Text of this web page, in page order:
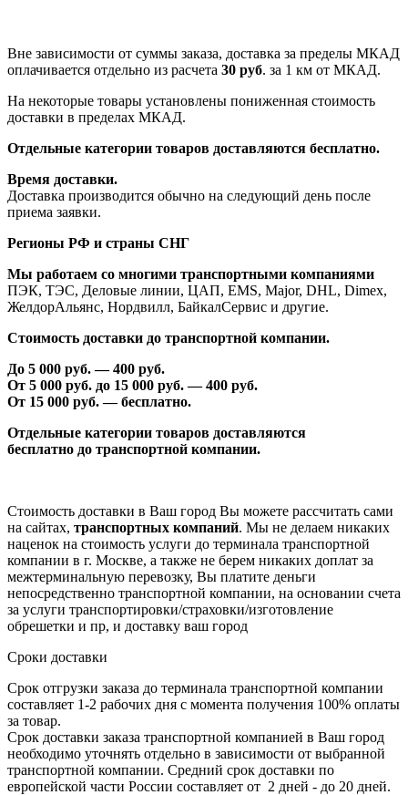
Вне зависимости от суммы заказа, доставка за пределы МКАД
оплачивается отдельно из расчета 30 руб. за 1 км от МКАД.
На некоторые товары установлены пониженная стоимость
доставки в пределах МКАД.
Отдельные категории товаров доставляются бесплатно.
Время доставки.
Доставка производится обычно на следующий день после
приема заявки.
Регионы РФ и страны СНГ
Мы работаем со многими транспортными компаниями
ПЭК, ТЭС, Деловые линии, ЦАП, EMS, Major, DHL, Dimex,
ЖелдорАльянс, Нордвилл, БайкалСервис и другие.
Стоимость доставки до транспортной компании.
До 5 000 руб. —400 руб.
От 5 000 руб. до 15 000 руб. —400 руб.
От 15 000 руб. — бесплатно.
Отдельные категории товаров доставляются
бесплатно до транспортной компании.
Стоимость доставки в Ваш город Вы можете рассчитать сами
на сайтах, транспортных компаний. Мы не делаем никаких
наценок на стоимость услуги до терминала транспортной
компании в г. Москве, а также не берем никаких доплат за
межтерминальную перевозку, Вы платите деньги
непосредственно транспортной компании, на основании счета
за услуги транспортировки/страховки/изготовление
обрешетки и пр, и доставку ваш город
Сроки доставки
Срок отгрузки заказа до терминала транспортной компании
составляет 1-2 рабочих дня с момента получения 100% оплаты
за товар.
Срок доставки заказа транспортной компанией в Ваш город
необходимо уточнять отдельно в зависимости от выбранной
транспортной компании. Средний срок доставки по
европейской части России составляет от 2 дней - до 20 дней.